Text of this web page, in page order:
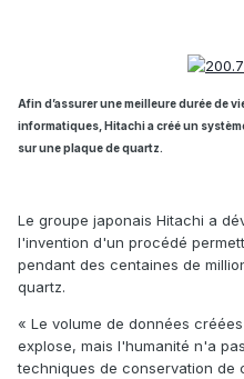
Afin d’assurer une meilleure durée de
informatiques, Hitachi a créé un
sur une plaque de quartz.
Le groupe japonais Hitachi a
l'invention d'un procédé
pendant des centaines de
quartz.
« Le volume de données
explose, mais l'humanité n'a
techniques de conservation de